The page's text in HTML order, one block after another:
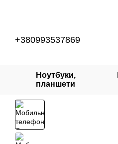
+380993537869
Ноутбуки,
планшети